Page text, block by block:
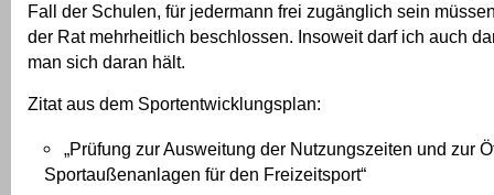
Fall der Schulen, für jedermann frei zugänglich sein
der Rat mehrheitlich beschlossen. Insoweit darf ich auch
man sich daran hält.
Zitat aus dem Sportentwicklungsplan:
„Prüfung zur Ausweitung der Nutzungszeiten und zur
Sportaußenanlagen für den Freizeitsport“